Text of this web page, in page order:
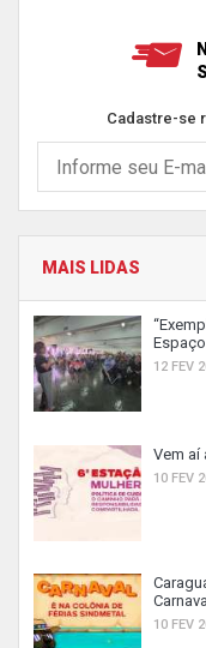
Cadastre-se
MAIS LIDAS
12 FEV
Vem aí
10 FEV
10 FEV